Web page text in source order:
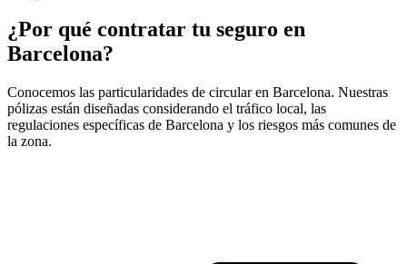
¿Por qué contratar tu seguro en
Barcelona?
Conocemos las particularidades de circular en Barcelona. Nuestras
pólizas están diseñadas considerando el tráfico local, las
regulaciones específicas de Barcelona y los riesgos más comunes de
la zona.